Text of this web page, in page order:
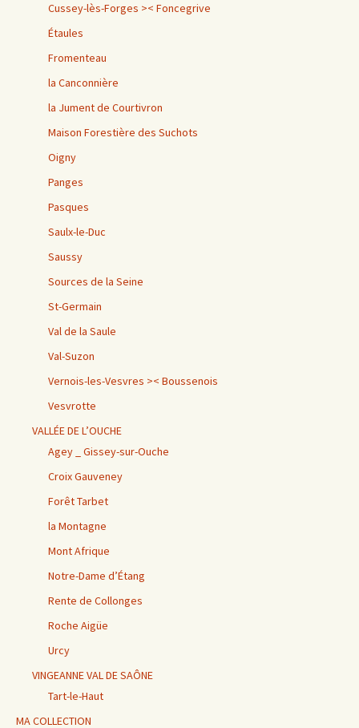
Cussey-lès-Forges >< Foncegrive
Étaules
Fromenteau
la Canconnière
la Jument de Courtivron
Maison Forestière des Suchots
Oigny
Panges
Pasques
Saulx-le-Duc
Saussy
Sources de la Seine
St-Germain
Val de la Saule
Val-Suzon
Vernois-les-Vesvres >< Boussenois
Vesvrotte
VALLÉE DE L’OUCHE
Agey _ Gissey-sur-Ouche
Croix Gauveney
Forêt Tarbet
la Montagne
Mont Afrique
Notre-Dame d’Étang
Rente de Collonges
Roche Aigüe
Urcy
VINGEANNE VAL DE SAÔNE
Tart-le-Haut
MA COLLECTION